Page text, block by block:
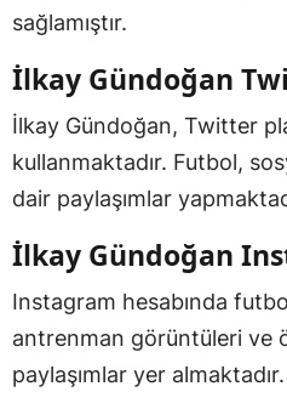
sağlamıştır.
İlkay Gündoğan
İlkay Gündoğan, Twitter
kullanmaktadır. Futbol,
dair paylaşımlar
İlkay Gündoğan
Instagram hesabında
antrenman görüntüleri ve
paylaşımlar yer almaktadır.